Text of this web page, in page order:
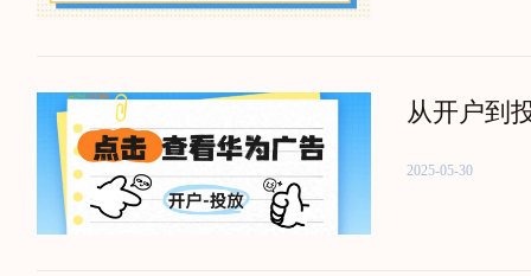
从开户到
2025-05-30